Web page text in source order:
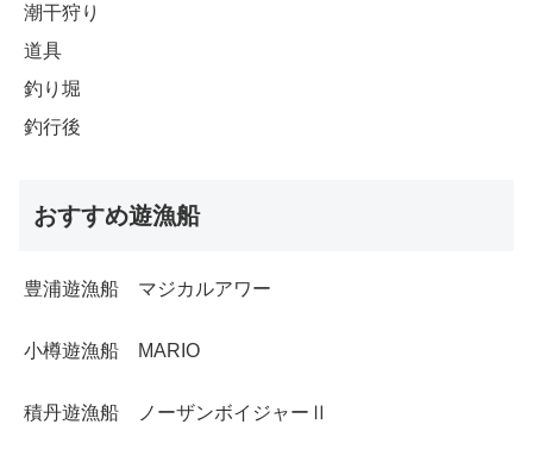
潮干狩り
道具
釣り堀
釣行後
おすすめ遊漁船
豊浦遊漁船 マジカルアワー
小樽遊漁船 MARIO
積丹遊漁船 ノーザンボイジャーⅡ